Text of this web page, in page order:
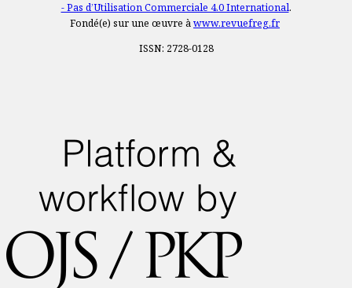
- Pas d’Utilisation Commerciale 4.0 International.
Fondé(e) sur une œuvre àwww.revuefreg.fr
ISSN: 2728-0128